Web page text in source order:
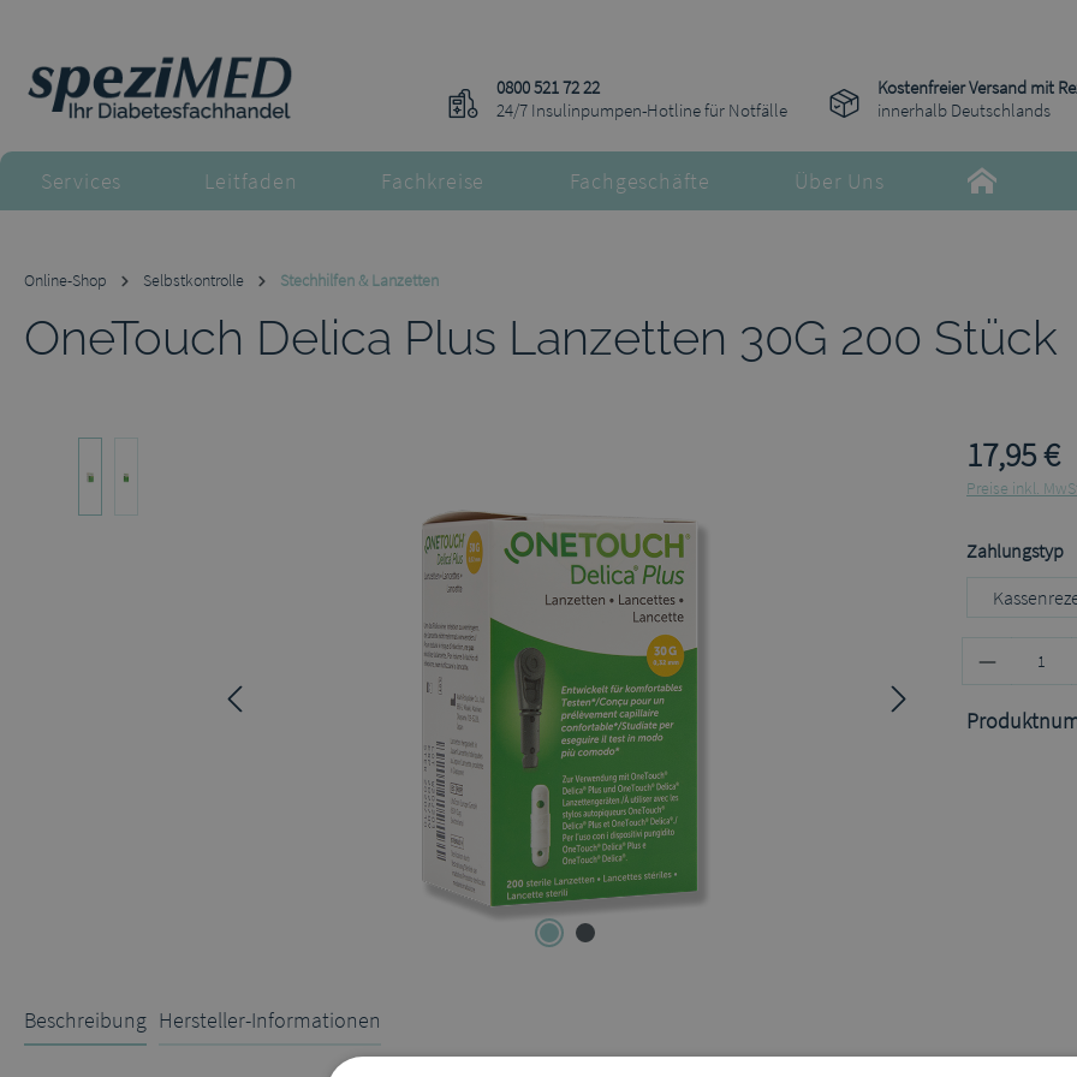
0800 521 72 22
24/7 Insulinpumpen-Hotline für Notfälle
Kostenfreier Versand mit
innerhalb Deutschlands
Services Leitfaden Fachkreise Fachgeschäfte Über Uns
Online-Shop Selbstkontrolle Stechhilfen & Lanzetten
OneTouch Delica Plus Lanzetten 30G 200 Stück
17,95 €
Preise inkl.
Zahlungstyp
Beschreibung Hersteller-Informationen